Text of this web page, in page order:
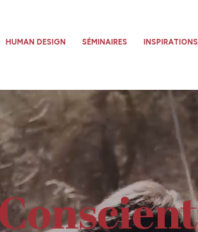
HUMAN DESIGN SÉMINAIRES INSPIRATIONS